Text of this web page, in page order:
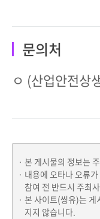
문의처
ㅇ (산업안전
본 게시물의 정보는
내용에 오타나 오류
참여 전 반드시 주최
본 사이트(씽유)는 게
지지 않습니다.